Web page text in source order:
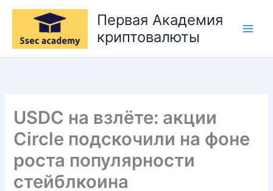
Перейти
содержимому
Первая Академия
криптовалюты
USDC на взлёте: акции
Circle подскочили на фоне
роста популярности
стейблкоина